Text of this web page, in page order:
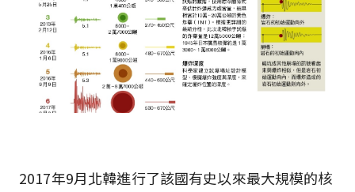
2017年9月北韓進行了該國有史以來最大規模的核